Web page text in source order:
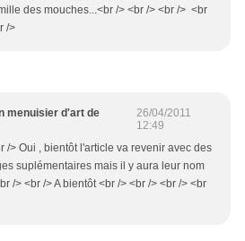
des mouches...<br /> <br /> <br /> <br
/>
menuisier d'art de
26/04/2011
12:49
/> Oui , bientôt l'article va revenir avec des
suplémentaires mais il y aura leur nom
/> <br /> A bientôt <br /> <br /> <br /> <br